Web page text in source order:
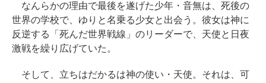
なんらかの理由で最後を遂げた少年・音無は、死後の
世界の学校で、ゆりと名乗る少女と出会う。彼女は神に
反逆する「死んだ世界戦線」のリーダーで、天使と日夜
激戦を繰り広げていた。
そして、立ちはだかるは神の使い・天使。それは、可